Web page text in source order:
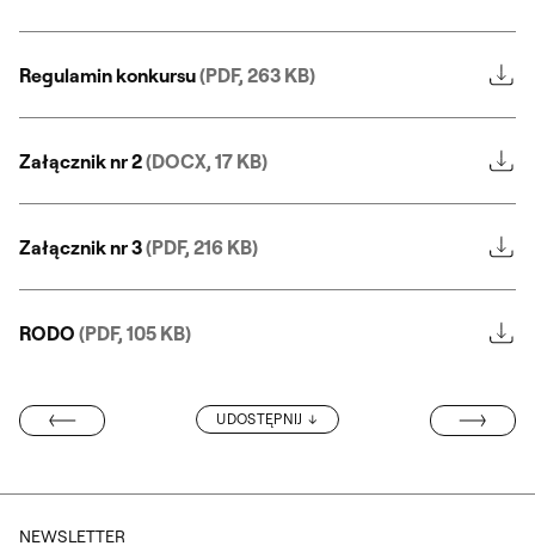
Regulamin konkursu(PDF, 263 KB)
Załącznik nr 2(DOCX, 17 KB)
Załącznik nr 3(PDF, 216 KB)
RODO (PDF, 105 KB)
UDOSTĘPNIJ
CO POEZJA 2
WYNIKI
NEWSLETTER